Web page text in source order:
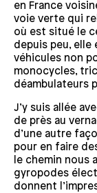
en France
voie verte qui
où est situé le
depuis peu, elle
véhicules non
monocycles,
déambulateurs
J’y suis allée
de près au
d’une autre
pour en faire
le chemin nous
gyropodes
donnent